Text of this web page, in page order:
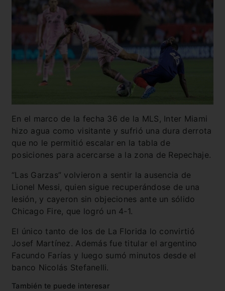
En el marco de la fecha 36 de la MLS, Inter Miami
hizo agua como visitante y sufrió una dura derrota
que no le permitió escalar en la tabla de
posiciones para acercarse a la zona de Repechaje.
“Las Garzas” volvieron a sentir la ausencia de
Lionel Messi, quien sigue recuperándose de una
lesión, y cayeron sin objeciones ante un sólido
Chicago Fire, que logró un 4-1.
El único tanto de los de La Florida lo convirtió
Josef Martínez. Además fue titular el argentino
Facundo Farías y luego sumó minutos desde el
banco Nicolás Stefanelli.
También te puede interesar